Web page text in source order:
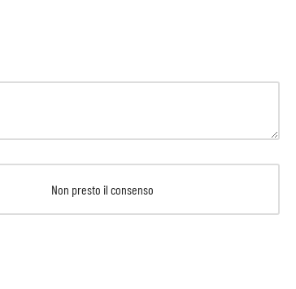
Non presto il consenso